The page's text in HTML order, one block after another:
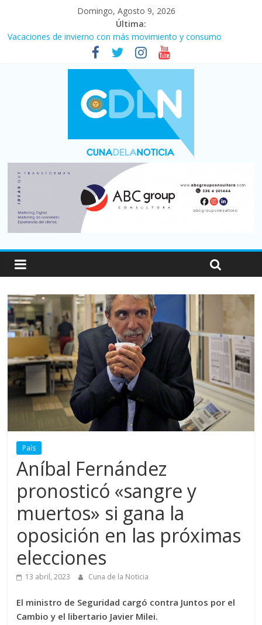
Domingo, Agosto 9, 2026
Última:
Vacaciones de invierno con más movimiento y consumo
turístico: 4,6 millones de personas viajaron por el país, un 5,9%
El agro argentino logró un récord histórico de exportaciones en
el primer semestre de 2026
Duelo internacional: Falleció Jorge Messi, el papá de Leo
La morosidad alcanzó su nivel más alto en dos décadas y ya
Desde que asumió Milei cerraron 41.000 kioscos: el sector
denuncia crisis como en 2001
País
Aníbal Fernández
pronosticó «sangre y
muertos» si gana la
oposición en las próximas
elecciones
13 abril, 2023 Cuna de la Noticia
El ministro de Seguridad cargó contra Juntos por el
Cambio y el libertario Javier Milei.